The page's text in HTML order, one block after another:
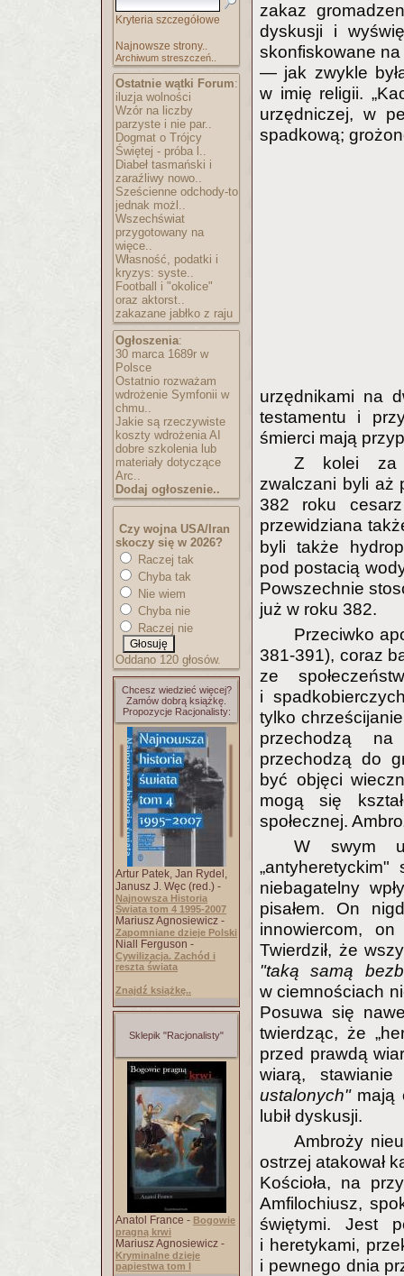
Kryteria szczegółowe
Najnowsze strony..
Archiwum streszczeń..
Ostatnie wątki Forum:
iluzja wolności
Wzór na liczby
parzyste i nie par..
Dogmat o Trójcy
Świętej - próba l..
Diabeł tasmański i
zaraźliwy nowo..
Sześcienne odchody-to
jednak możl..
Wszechświat
przygotowany na
więce..
Własność, podatki i
kryzys: syste..
Football i "okolice"
oraz aktorst..
zakazane jabłko z raju
Ogłoszenia:
30 marca 1689r w
Polsce
Ostatnio rozważam
wdrożenie Symfonii w
chmu..
Jakie są rzeczywiste
koszty wdrożenia AI
dobre szkolenia lub
materiały dotyczące
Arc..
Dodaj ogłoszenie..
Czy wojna USA/Iran
skoczy się w 2026?
Raczej tak
Chyba tak
Nie wiem
Chyba nie
Raczej nie
Oddano 120 głosów.
Chcesz wiedzieć więcej?
Zamów dobrą książkę.
Propozycje Racjonalisty:
Artur Patek, Jan Rydel,
Janusz J. Węc (red.) -
Najnowsza Historia
Świata tom 4 1995-2007
Mariusz Agnosiewicz -
Zapomniane dzieje Polski
Niall Ferguson -
Cywilizacja. Zachód i
reszta świata
Znajdź książkę..
Sklepik "Racjonalisty"
Anatol France - Bogowie
pragną krwi
Mariusz Agnosiewicz -
Kryminalne dzieje
papiestwa tom I
zakaz
dyskusji i
skonfiskowane
— jak zwykle
w imię religii.
urzędniczej, w
spadkową;
urzędnikami na
testamentu i
śmierci mają
Z kolei za
zwalczani byli aż
382 roku
przewidziana
byli także
pod postacią
Powszechnie
już w roku 382.
Przeciwko
381-391), coraz
ze
i
tylko
przechodzą
przechodzą do
być objęci
mogą się
społecznej.
W swym
„antyheretyckim"
niebagatelny
pisałem. On
innowiercom,
Twierdził, że
"taką samą
w ciemnościach
Posuwa się
twierdząc, że
przed prawdą
wiarą,
ustalonych"mają
lubił dyskusji.
Ambroży
ostrzej atakował
Kościoła, na
Amfilochiusz,
świętymi. Jest
i heretykami,
i pewnego dnia